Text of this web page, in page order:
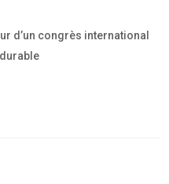
d’un congrès international